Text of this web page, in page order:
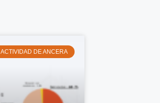
ACTIVIDAD DE ANCERA